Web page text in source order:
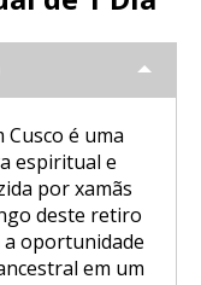
de um
(2
com
1 Noite
/ 1 Noite
/ 2
Ancestral
Picchu
| Machu
Picchu |
Ancestral
na
Picchu /
Cusco é uma
espiritual e
por xamãs
deste retiro
oportunidade
em um